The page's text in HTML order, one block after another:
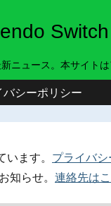
ニュース。本サイト
バシーポリシー
ます。 プライバ
知らせ。 連絡先は